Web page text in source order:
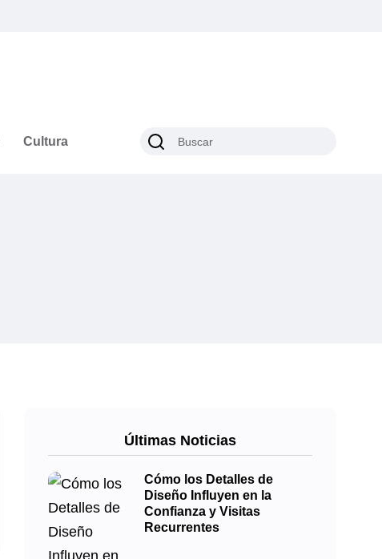
Cultura
Últimas Noticias
Cómo los Detalles de
Diseño Influyen en la
Confianza y Visitas
Recurrentes